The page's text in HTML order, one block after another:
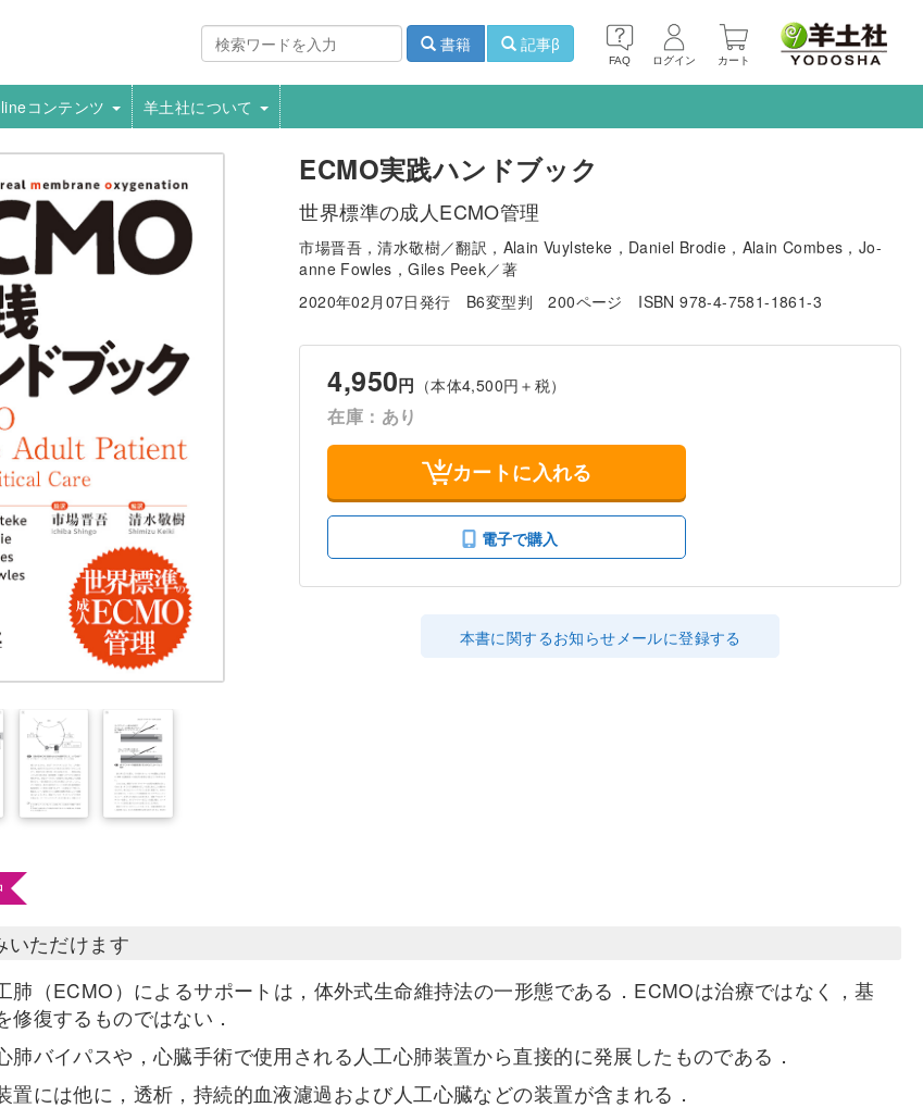
FAQ ログイン カート
書籍 記事β
コンテンツ 羊土社について
ECMO実践ハンドブック
世界標準の成人ECMO管理
市場晋吾，清水敬樹／翻訳，Alain Vuylsteke，Daniel Brodie，Alain Combes，Jo-
anne Fowles，Giles Peek／著
2020年02月07日発行
B6変型判 200ページ ISBN 978-4-7581-1861-3
4,950円 （本体4,500円＋税）
在庫：あり
カートに入れる
電子で購入
本書に関するお知らせメールに登録する
いただけます
肺（ECMO）によるサポートは，体外式生命維持法の一形態である．ECMOは治療ではなく，基
修復するものではない．
肺バイパスや，心臓手術で使用される人工心肺装置から直接的に発展したものである．
置には他に，透析，持続的血液濾過および人工心臓などの装置が含まれる．